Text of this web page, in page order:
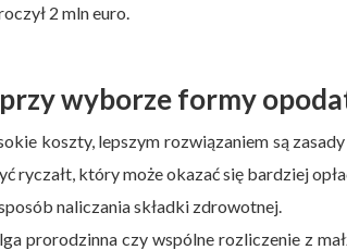
2 mln euro.
wyborze formy
koszty, lepszym rozwiązaniem są
który może okazać się bardziej
naliczania składki zdrowotnej.
prorodzinna czy wspólne rozliczenie z